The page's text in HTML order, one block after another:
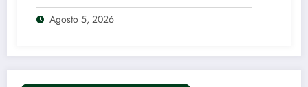
Agosto 5, 2026